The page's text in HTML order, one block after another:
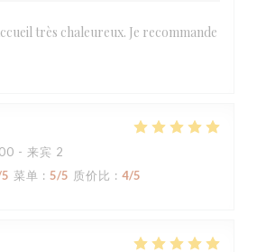
très chaleureux. Je recommande
- 来宾 2
菜单 : 5/5 质价比 : 4/5